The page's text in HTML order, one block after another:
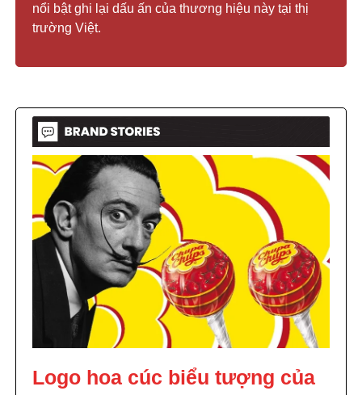
nổi bật ghi lại dấu ấn của thương hiệu này tại thị
trường Việt.
Logo hoa cúc biểu tượng của